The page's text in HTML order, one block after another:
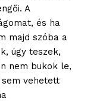
A
és ha
majd szóba a
úgy teszek,
nem bukok le,
vehetett